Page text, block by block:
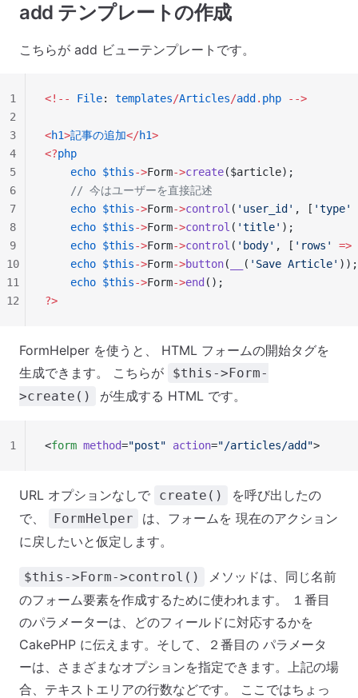
add テンプレートの作成
こちらが add ビューテンプレートです。
<!-- File: templates/Articles/add . php -->
<h1>記事の追加</h1>
<?php
    echo
$this->Form->create($article);
    // 今はユーザーを直接記述
    echo
$this->Form->control ( 'user_id' , [ 'type'
    echo
$this->Form->control ( 'title' );
    echo
$this->Form->control ( 'body' , [ 'rows' =>
    echo
$this->Form->button( ( 'Save Article' ));
    echo
$this->Form->end ();
?>
1
2
3
4
5
6
7
8
9
10
11
12
FormHelper を使うと、 HTML フォームの開始タグを
生成できます。 こちらが
$this->Form-
>create()
が生成する HTML です。
<form method="post" action="/articles/add">
1
URL オプションなしで create()
を呼び出したの
で、
FormHelper
は、フォームを 現在のアクション
に戻したいと仮定します。
$this->Form->control()
メソッドは、同じ名前
のフォーム要素を作成するために使われます。 １番目
のパラメーターは、どのフィールドに対応するかを
CakePHP に伝えます。そして、２番目の パラメータ
ーは、さまざまなオプションを指定できます。上記の場
合、テキストエリアの行数などです。 ここではちょっ